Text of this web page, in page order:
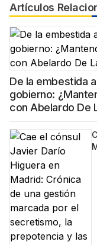
Artículos
De la embestida
gobierno:
con Abelardo De